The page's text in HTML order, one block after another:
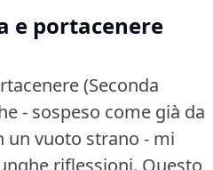
e portacenere
(Seconda
- sospeso come già da
un vuoto strano - mi
riflessioni. Questo